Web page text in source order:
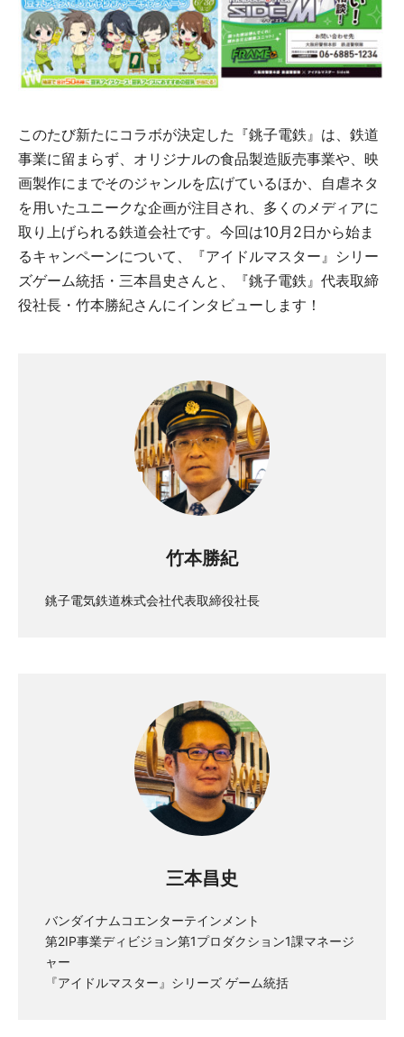
このたび新たにコラボが決定した『銚子電鉄』は、鉄道
事業に留まらず、オリジナルの食品製造販売事業や、映
画製作にまでそのジャンルを広げているほか、自虐ネタ
を用いたユニークな企画が注目され、多くのメディアに
取り上げられる鉄道会社です。今回は10月2日から始ま
るキャンペーンについて、『アイドルマスター』シリー
ズゲーム統括・三本昌史さんと、『銚子電鉄』代表取締
役社長・竹本勝紀さんにインタビューします！
竹本勝紀
銚子電気鉄道株式会社代表取締役社長
三本昌史
バンダイナムコエンターテインメント
第2IP事業ディビジョン第1プロダクション1課マネージ
ャー
『アイドルマスター』シリーズ ゲーム統括